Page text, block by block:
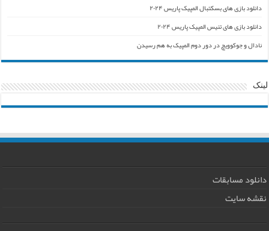
دانلود بازی های بسکتبال المپیک پاریس ۲۰۲۴
دانلود بازی های تنیس المپیک پاریس ۲۰۲۴
نادال و جوکوویچ در دور دوم المپیک به هم رسیدن
لینک
دانلود مسابقات
نقشه سایت